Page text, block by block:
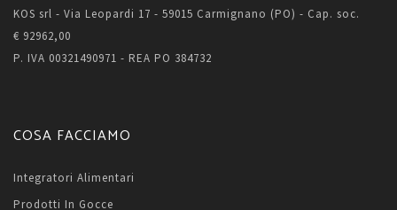
KOS srl - Via Leopardi 17 - 59015 Carmignano (PO) - Cap. soc.
€ 92962,00
P. IVA 00321490971 - REA PO 384732
COSA FACCIAMO
Integratori Alimentari
Prodotti In Gocce